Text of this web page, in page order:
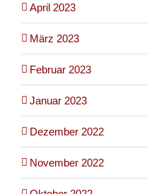
April 2023
März 2023
Februar 2023
Januar 2023
Dezember 2022
November 2022